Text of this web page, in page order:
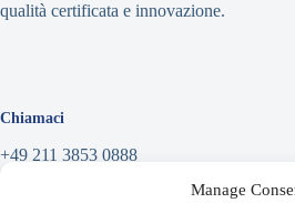
Manage
qualità certificata e innovazione.
Chiamaci
+49 211 3853 0888